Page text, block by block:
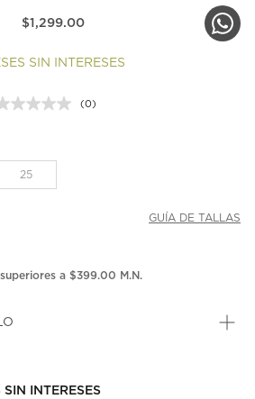
$1,299.00
SIN INTERESES
Sin
(0)
25
GUÍA DE TALLAS
a $399.00 M.N.
INTERESES